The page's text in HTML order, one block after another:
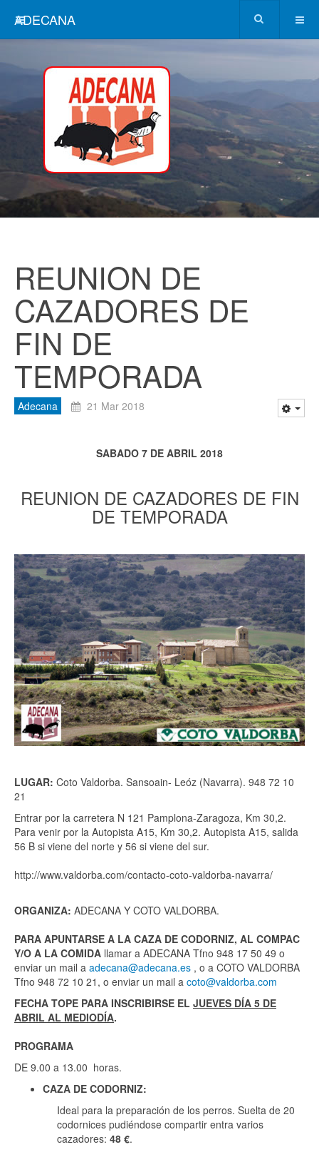
ADECANA
REUNION DE
CAZADORES DE
FIN DE
TEMPORADA
Adecana 21 Mar 2018
SABADO 7 DE ABRIL 2018
REUNION DE CAZADORES DE FIN
DE TEMPORADA
LUGAR: Coto Valdorba. Sansoain- Leóz (Navarra). 948 72 10
21
Entrar por la carretera N 121 Pamplona-Zaragoza, Km 30,2.
Para venir por la Autopista A15, Km 30,2. Autopista A15, salida
56 B si viene del norte y 56 si viene del sur.
http://www.valdorba.com/contacto-coto-valdorba-navarra/
ORGANIZA: ADECANA Y COTO VALDORBA.
PARA APUNTARSE A LA CAZA DE CODORNIZ, AL COMPAC
Y/O A LA COMIDA llamar a ADECANA Tfno 948 17 50 49 o
enviar un mail a adecana@adecana.es , o a COTO VALDORBA
Tfno 948 72 10 21, o enviar un mail a coto@valdorba.com
FECHA TOPE PARA INSCRIBIRSE EL JUEVES DÍA 5 DE
ABRIL AL MEDIODÍA.
PROGRAMA
DE 9.00 a 13.00 horas.
CAZA DE CODORNIZ:
Ideal para la preparación de los perros. Suelta de 20
codornices pudiéndose compartir entra varios
cazadores: 48 €.